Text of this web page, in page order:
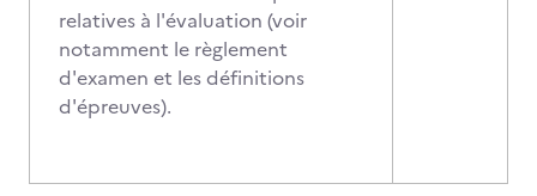
relatives à l'évaluation (voir
notamment le règlement
d'examen et les définitions
d'épreuves).